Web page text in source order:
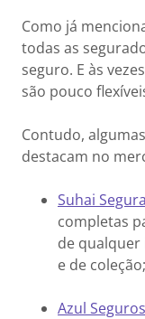
Como já
todas as
seguro. E às
são pouco
Contudo,
destacam no
Suhai
completas
de qualquer
e de coleção;
Azul Seguros